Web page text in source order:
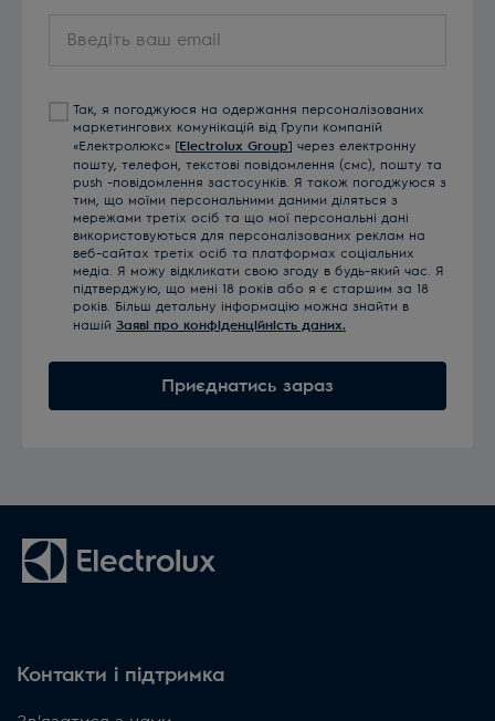
Так, я погоджуюся на одержання персоналізованих
маркетингових комунікацій від Групи компаній
«Електролюкс» [Electrolux Group] через електронну
пошту, телефон, текстові повідомлення (смс), пошту та
push -повідомлення застосунків. Я також погоджуюся з
тим, що моїми персональними даними діляться з
мережами третіх осіб та що мої персональні дані
використовуються для персоналізованих реклам на
веб-сайтах третіх осіб та платформах соціальних
медіа. Я можу відкликати свою згоду в будь-який час. Я
підтверджую, що мені 18 років або я є старшим за 18
років. Більш детальну інформацію можна знайти в
нашій Заяві про конфіденційність даних.
Приєднатись зараз
Контакти і підтримка